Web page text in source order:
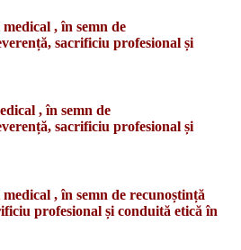
, în semn de
sacrificiu profesional și
, în semn de
sacrificiu profesional și
, în semn de recunoștință
profesional și conduită etică în